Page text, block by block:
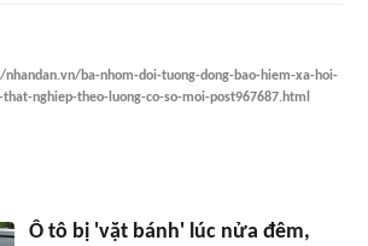
nhandan.vn/ba-nhom-doi-tuong-dong-bao-hiem-xa-hoi-
nghiep-theo-luong-co-so-moi-post967687.html
Ô tô bị 'vặt bánh' lúc nửa đêm,